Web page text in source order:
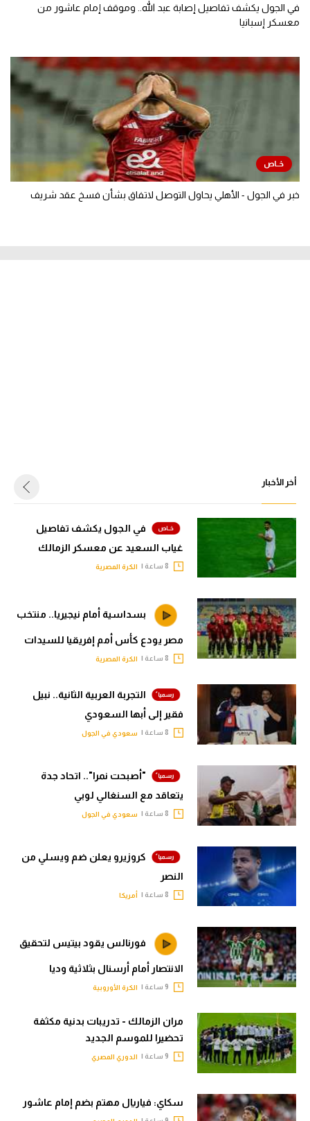
في الجول يكشف تفاصيل إصابة عبد الله.. وموقف إمام عاشور من
معسكر إسبانيا
خبر في الجول - الأهلي يحاول التوصل لاتفاق بشأن فسخ عقد شريف
أخر الأخبار
في الجول يكشف تفاصيل
غياب السعيد عن معسكر الزمالك
الكرة المصرية
بسداسية أمام نيجيريا.. منتخب
مصر يودع كأس أمم إفريقيا للسيدات
الكرة المصرية
التجربة العربية الثانية.. نبيل
فقير إلى أبها السعودي
سعودي في الجول
"أصبحت نمرا".. اتحاد جدة
يتعاقد مع السنغالي لوبي
سعودي في الجول
كروزيرو يعلن ضم ويسلي من
النصر
أمريكا
فورنالس يقود بيتيس لتحقيق
الانتصار أمام أرسنال بثلاثية وديا
الكرة الأوروبية
مران الزمالك - تدريبات بدنية مكثفة
تحضيرا للموسم الجديد
الدوري المصري
سكاي: فياريال مهتم بضم إمام عاشور